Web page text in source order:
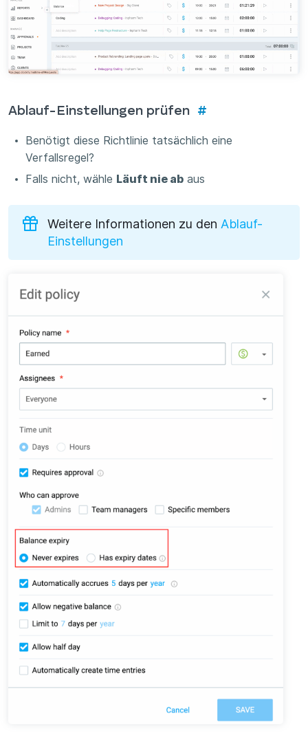
Ablauf-Einstellungen prüfen #
Benötigt diese Richtlinie tatsächlich eine
Verfallsregel?
Falls nicht, wähle Läuft nie ab aus
Weitere Informationen zu den Ablauf-
Einstellungen